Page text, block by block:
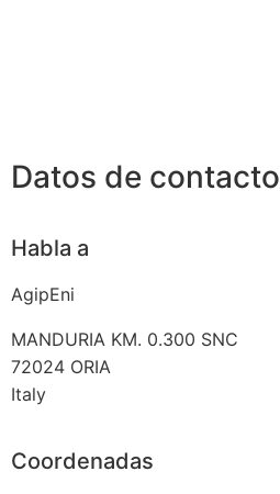
Datos de contacto
Habla a
AgipEni
MANDURIA KM. 0.300 SNC
72024 ORIA
Italy
Coordenadas